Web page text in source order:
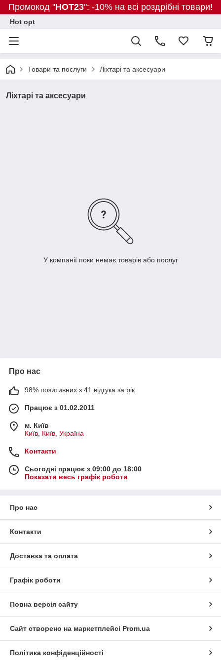
Промокод "HOT23": -10% на всі роздрібні товари!
Hot opt
Товари та послуги Ліхтарі та аксесуари
Ліхтарі та аксесуари
У компанії поки немає товарів або послуг
Про нас
98% позитивних з 41 відгука за рік
Працює з 01.02.2011
м. Київ
Київ, Київ, Україна
Контакти
Сьогодні працює з 09:00 до 18:00
Показати весь графік роботи
Про нас
Контакти
Доставка та оплата
Графік роботи
Повна версія сайту
Сайт створено на маркетплейсі Prom.ua
Політика конфіденційності